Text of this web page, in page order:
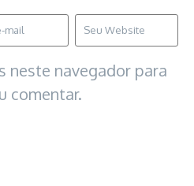
neste navegador para
comentar.